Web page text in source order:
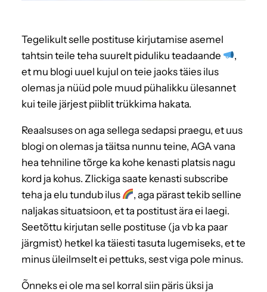
Tegelikult selle postituse kirjutamise asemel
tahtsin teile teha suurelt piduliku teadaande
,
et mu blogi uuel kujul on teie jaoks täies ilus
olemas ja nüüd pole muud pühalikku ülesannet
kui teile järjest piiblit trükkima hakata.
Reaalsuses on aga sellega sedapsi praegu, et uus
blogi on olemas ja täitsa nunnu teine, AGA vana
hea tehniline tõrge ka kohe kenasti platsis nagu
kord ja kohus. Zlickiga saate kenasti subscribe
teha ja elu tundub ilus
, aga pärast tekib selline
naljakas situatsioon, et ta postitust ära ei laegi.
Seetõttu kirjutan selle postituse (ja vb ka paar
järgmist) hetkel ka täiesti tasuta lugemiseks, et te
minus üleilmselt ei pettuks, sest viga pole minus.
Õnneks ei ole ma sel korral siin päris üksi ja